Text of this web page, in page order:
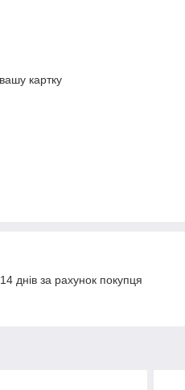
картку
днів за рахунок покупця